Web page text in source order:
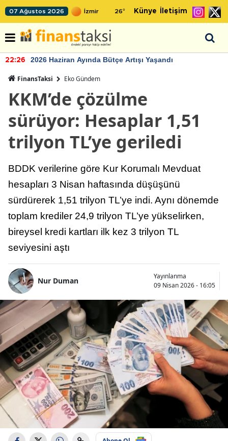
07 Ağustos 2026 26° Künye İletişim
22:26 2026 Haziran Ayında Bütçe Artışı Yaşandı
FinansTaksi Eko Gündem
KKM’de çözülme
sürüyor: Hesaplar 1,51
trilyon TL’ye geriledi
BDDK verilerine göre Kur Korumalı Mevduat
hesapları 3 Nisan haftasında düşüşünü
sürdürerek 1,51 trilyon TL’ye indi. Aynı dönemde
toplam krediler 24,9 trilyon TL’ye yükselirken,
bireysel kredi kartları ilk kez 3 trilyon TL
seviyesini aştı
Nur Duman
Yayınlanma
09 Nisan 2026 - 16:05